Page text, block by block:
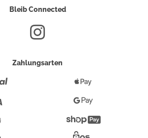
Bleib Connected
Zahlungsarten
Pay
Google
PayShopify